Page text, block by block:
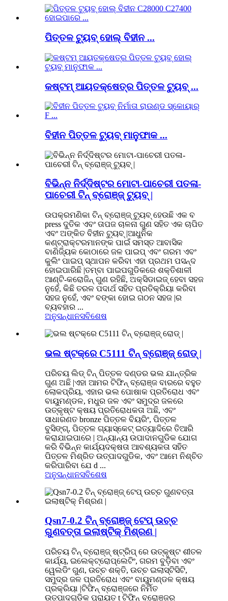
ପିତ୍ତଳ ଟ୍ୟୁବ୍ ହୋଲ୍ ବିହୀନ ...
କଷ୍ଟମ୍ ଆୟତକ୍ଷେତ୍ର ପିତ୍ତଳ ଟ୍ୟୁବ୍ ...
ବିହୀନ ପିତ୍ତଳ ଟ୍ୟୁବ୍ ମାନୁଫାକ ...
ବିଭିନ୍ନ ନିର୍ଦ୍ଦିଷ୍ଟର ମୋଟା-ପାଚେରୀ ପତଳା-
ପାଚେରୀ ଟିନ୍ ବ୍ରୋଞ୍ଜ୍ ଟ୍ୟୁବ୍ |
ଉପକ୍ରମଣିକା ଟିନ୍ ବ୍ରୋଞ୍ଜ୍ ଟ୍ୟୁବ୍ ହେଉଛି ଏକ ବ
press ଦୁତିକ ଏବଂ ତାପଜ ଚାଳନା ଗୁଣ ସହିତ ଏକ ଚାପିତ
ଏବଂ ଅଙ୍କିତ ବିହୀନ ଟ୍ୟୁବ୍ |ଆଧୁନିକ
କଣ୍ଟ୍ରାକ୍ଟରମାନଙ୍କ ପାଇଁ ସମସ୍ତ ଆବାସିକ
ବାଣିଜ୍ୟିକ କୋଠାରେ ଜଳ ପାଇପ୍ ଏବଂ ଗରମ ଏବଂ
କୁଲିଂ ପାଇପ୍ ସ୍ଥାପନ କରିବା ଏହା ପ୍ରଥମ ପସନ୍ଦ
ହୋଇପାରିଛି |ତମ୍ବା ପାଇପଗୁଡିକରେ ଶକ୍ତିଶାଳୀ
ଆଣ୍ଟି-କରୋଜିନ୍ ଗୁଣ ରହିଛି, ଅକ୍ସିଡାଇଜ୍ ହେବା ସହଜ
ନୁହେଁ, କିଛି ତରଳ ପଦାର୍ଥ ସହିତ ପ୍ରତିକ୍ରିୟା କରିବା
ସହଜ ନୁହେଁ, ଏବଂ ବଙ୍କା ହୋଇ ଗଠନ ସହଜ |ର
ବ୍ୟବହାର ...
ଅନୁସନ୍ଧାନସବିଶେଷ
ଭଲ ଷ୍ଟକ୍ରେ C5111 ଟିନ୍ ବ୍ରୋଞ୍ଜ୍ ରୋଡ୍ |
ପରିଚୟ ଲିଡ୍ ଟିନ୍ ପିତ୍ତଳ ଦଣ୍ଡର ଭଲ ଯାନ୍ତ୍ରିକ
ଗୁଣ ଅଛି |ଏହା ଆମର ଟିଫିନ୍ ବ୍ରୋଞ୍ଜ ବାରରେ ବହୁତ
ଲୋକପ୍ରିୟ, ଏହାର ଭଲ ପୋଷାକ ପ୍ରତିରୋଧ ଏବଂ
ବାୟୁମଣ୍ଡଳ, ମଧୁର ଜଳ ଏବଂ ସମୁଦ୍ର ଜଳରେ
ଉତ୍କୃଷ୍ଟ କ୍ଷୟ ପ୍ରତିରୋଧକତା ଅଛି, ଏବଂ
ସାଧାରଣତ bronze ପିତ୍ତଳ ବିୟରିଂ, ପିତ୍ତଳ
ବୁସିଙ୍ଗ୍, ପିତ୍ତଳ ଗ୍ୟାସ୍କେଟ୍ ଇତ୍ୟାଦିରେ ତିଆରି
କରାଯାଇପାରେ | ଅନ୍ୟାନ୍ୟ ଉପାଦାନଗୁଡିକ ଯୋଗ
କରି ବିଭିନ୍ନ କାର୍ଯ୍ୟଦକ୍ଷତା ଆବଶ୍ୟକତା ସହିତ
ପିତ୍ତଳ ମିଶ୍ରିତ ଉତ୍ପାଦଗୁଡିକ, ଏବଂ ଆମେ ନିଶ୍ଚିତ
କରିପାରିବା ଯେ d ...
ଅନୁସନ୍ଧାନସବିଶେଷ
Qsn7-0.2 ଟିନ୍ ବ୍ରୋଞ୍ଜ୍ ଟେପ୍ ଉଚ୍ଚ
ଗୁଣବତ୍ତା ଇଲାଷ୍ଟିକ୍ ମିଶ୍ରଣ |
ପରିଚୟ ଟିନ୍ ବ୍ରୋଞ୍ଜ୍ ଷ୍ଟ୍ରିପ୍ ରେ ଉତ୍କୃଷ୍ଟ ଶୀତଳ
କାର୍ଯ୍ୟ, ଇଲେକ୍ଟ୍ରୋପ୍ଲେଟିଂ, ଗରମ ବୁଡ଼ିବା ଏବଂ
ୱେଲଡିଂ ଗୁଣ, ଉଚ୍ଚ ଶକ୍ତି, ଉଚ୍ଚ ଇଲାସ୍ଟିସିଟି,
ସମୁଦ୍ର ଜଳ ପ୍ରତିରୋଧ ଏବଂ ବାୟୁମଣ୍ଡଳ କ୍ଷୟ
ପ୍ରକ୍ରିୟା |ଟିଫିନ୍ ବ୍ରୋଞ୍ଜରେ ନିର୍ମିତ
ଉତ୍ପାଦଗୁଡିକ ପ୍ରାୟତ t ଟିଫିନ୍ ବ୍ରୋଞ୍ଜର